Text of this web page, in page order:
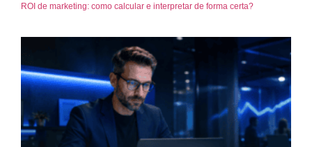
ROI de marketing: como calcular e interpretar de forma certa?